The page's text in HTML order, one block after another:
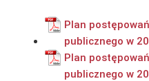
Plan
publicznego w
Plan
publicznego w